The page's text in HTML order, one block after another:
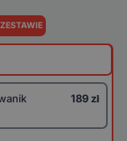
189 zł